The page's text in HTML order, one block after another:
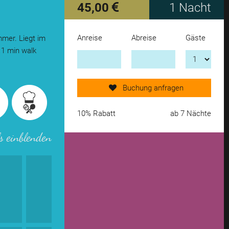
Liegt im
min walk
einblenden
45,00 1 Nacht
Anreise Abreise Gäste
Buchung anfragen
10% Rabatt ab 7 Nächte